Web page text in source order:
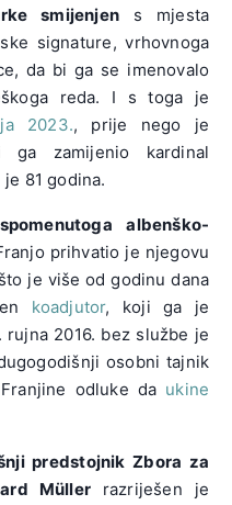
smijenjen s mjesta
signature, vrhovnoga
da bi ga se imenovalo
reda. I s toga je
2023., prije nego je
zamijenio kardinal
81 godina.
albenško-
prihvatio je njegovu
je više od godinu dana
koadjutor, koji ga je
rujna 2016. bez službe je
osobni tajnik
odluke da ukine
predstojnik Zbora za
Müllerrazriješen je